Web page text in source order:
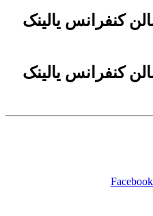
کنفرانس یالینک
کنفرانس یالینک
Facebook